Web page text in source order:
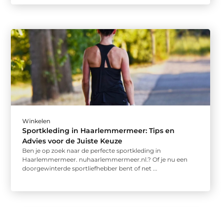
Winkelen
Sportkleding in Haarlemmermeer: Tips en
Advies voor de Juiste Keuze
Ben je op zoek naar de perfecte sportkleding in
Haarlemmermeer. nuhaarlemmermeer.nl.? Of je nu een
doorgewinterde sportliefhebber bent of net ...